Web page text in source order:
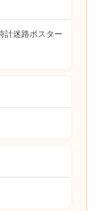
計迷路ポスター